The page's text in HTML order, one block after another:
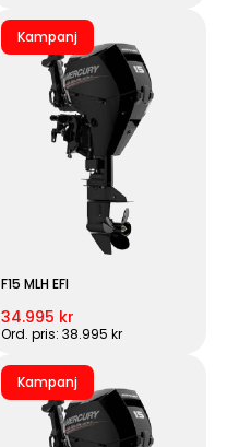
Kampanj
F15 MLH EFI
34.995 kr
Ord. pris: 38.995 kr
Kampanj